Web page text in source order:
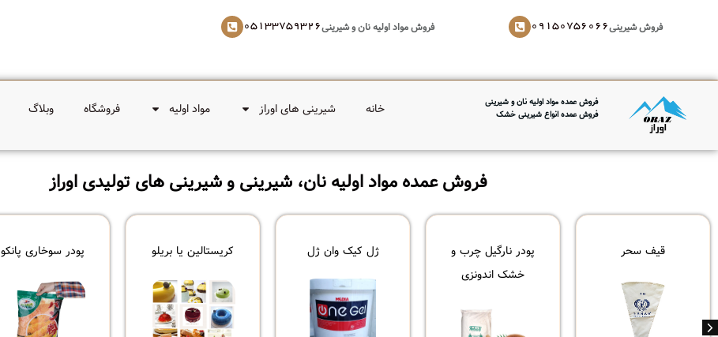
09150756066فروش شیرینی 05133759326فروش مواد اولیه نان و شیرینی
فروش عمده مواد اولیه نان و شیرینی
فروش عمده انواع شیرینی خشک
خانه شیرینی های اوراز مواد اولیه فروشگاه وبلاگ
فروش عمده مواد اولیه نان، شیرینی و شیرینی های تولیدی اوراز
قیف سحر
پودر نارگیل چرب و
خشک اندونزی
ژل کیک وان ژل کریستالین یا بریلو پودر سوخاری پانکو